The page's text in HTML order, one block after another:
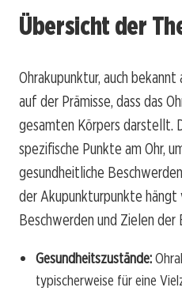
Übersicht der
Ohrakupunktur, auch
auf der Prämisse, dass das
gesamten Körpers darstellt.
spezifische Punkte am Ohr,
gesundheitliche
der Akupunkturpunkte hängt
Beschwerden und Zielen der
Gesundheitszustände:
typischerweise für eine